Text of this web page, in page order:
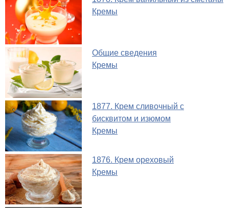
Кремы
Общие сведения
Кремы
1877. Крем сливочный с
бисквитом и изюмом
Кремы
1876. Крем ореховый
Кремы